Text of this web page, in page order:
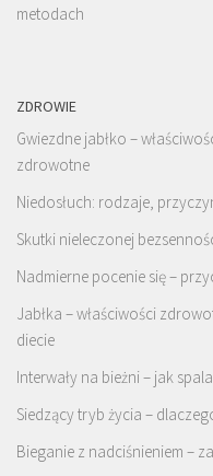
metodach
ZDROWIE
Gwiezdne jabłko –
zdrowotne
Niedosłuch: rodzaje,
Skutki nieleczonej
Nadmierne pocenie się –
Jabłka – właściwości
diecie
Interwały na bieżni – jak
Siedzący tryb życia –
Bieganie z nadciśnieniem –